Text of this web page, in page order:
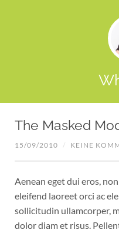
The Masked
15/09/2010 / KEINE
Aenean eget dui eros,
eleifend laoreet orci ac
sollicitudin ullamcorper,
dolor diam et risus.